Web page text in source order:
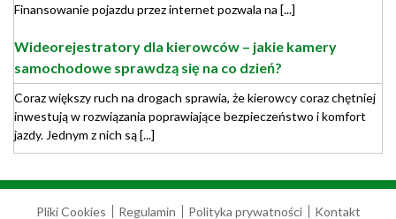
Finansowanie pojazdu przez internet pozwala na [...]
Wideorejestratory dla kierowców – jakie kamery
samochodowe sprawdzą się na co dzień?
Coraz większy ruch na drogach sprawia, że kierowcy coraz chętniej
inwestują w rozwiązania poprawiające bezpieczeństwo i komfort
jazdy. Jednym z nich są [...]
Pliki Cookies Regulamin Polityka prywatności Kontakt